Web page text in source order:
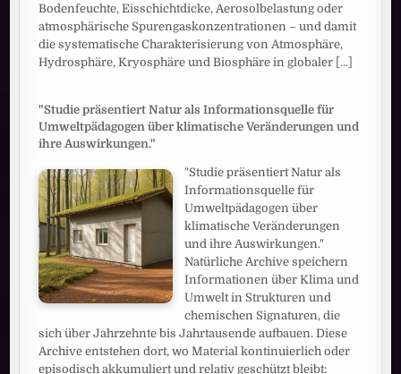
Bodenfeuchte, Eisschichtdicke, Aerosolbelastung oder
atmosphärische Spurengaskonzentrationen – und damit
die systematische Charakterisierung von Atmosphäre,
Hydrosphäre, Kryosphäre und Biosphäre in globaler [...]
"Studie präsentiert Natur als Informationsquelle für
Umweltpädagogen über klimatische Veränderungen und
ihre Auswirkungen."
"Studie präsentiert Natur als
Informationsquelle für
Umweltpädagogen über
klimatische Veränderungen
und ihre Auswirkungen."
Natürliche Archive speichern
Informationen über Klima und
Umwelt in Strukturen und
chemischen Signaturen, die
sich über Jahrzehnte bis Jahrtausende aufbauen. Diese
Archive entstehen dort, wo Material kontinuierlich oder
episodisch akkumuliert und relativ geschützt bleibt: